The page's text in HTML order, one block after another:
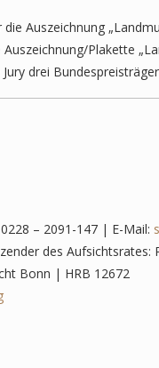
Auszeichnung
Plakette
drei
– 2091-147 | E-Mail:
des Aufsichtsrates:
Bonn | HRB 12672